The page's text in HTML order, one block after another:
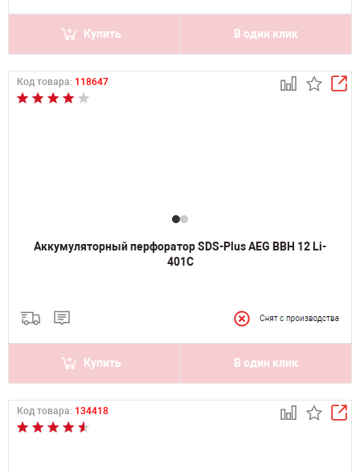
Купить В один клик
Код товара: 118647
Аккумуляторный перфоратор SDS-Plus AEG BBH 12 Li-
401C
Купить В один клик
Код товара: 134418